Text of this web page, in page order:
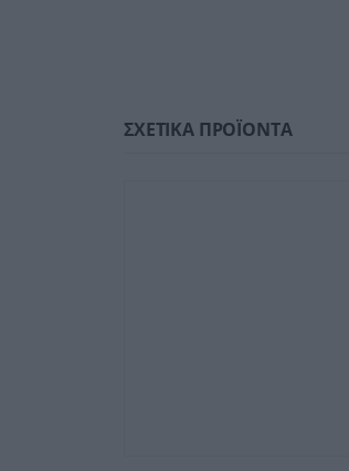
ΣΧΕΤΙΚΆ ΠΡΟΪΌΝΤΑ